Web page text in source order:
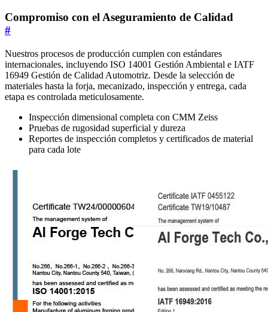
Compromiso con el Aseguramiento de Calidad
#
Nuestros procesos de producción cumplen con estándares
internacionales, incluyendo ISO 14001 Gestión Ambiental e IATF
16949 Gestión de Calidad Automotriz. Desde la selección de
materiales hasta la forja, mecanizado, inspección y entrega, cada
etapa es controlada meticulosamente.
Inspección dimensional completa con CMM Zeiss
Pruebas de rugosidad superficial y dureza
Reportes de inspección completos y certificados de material
para cada lote